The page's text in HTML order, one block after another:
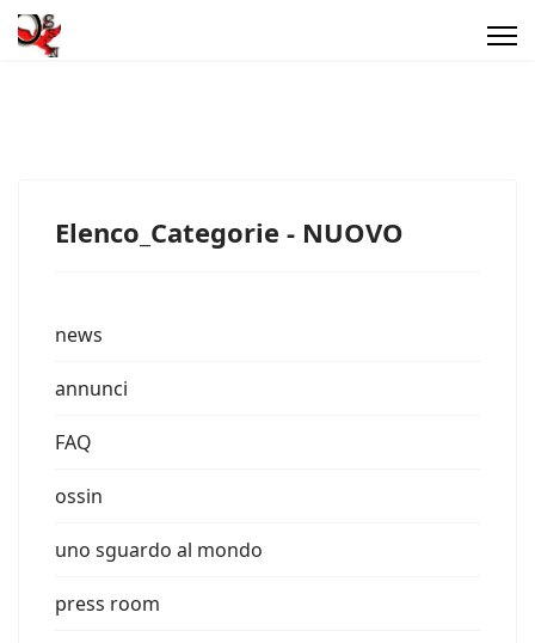
Elenco_Categorie - NUOVO
news
annunci
FAQ
ossin
uno sguardo al mondo
press room